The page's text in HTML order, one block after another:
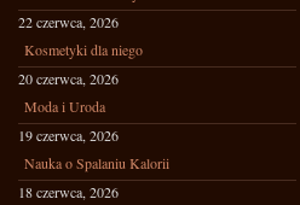
22 czerwca, 2026
Kosmetyki dla niego
20 czerwca, 2026
Moda i Uroda
19 czerwca, 2026
Nauka o Spalaniu Kalorii
18 czerwca, 2026